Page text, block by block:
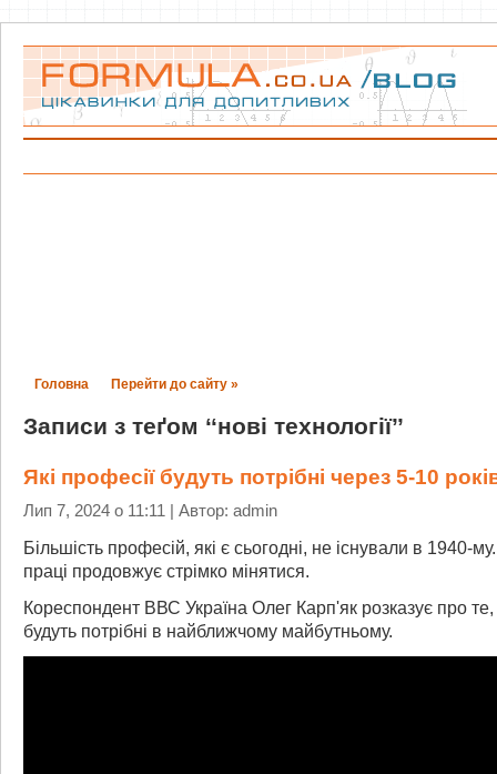
Головна Перейти до сайту »
Записи з теґом ‘‘нові технології’’
Які професії будуть потрібні через 5-10
Лип 7, 2024 о 11:11 | Автор: admin
Більшість професій, які є сьогодні, не існували в 1940-
праці продовжує стрімко мінятися.
Кореспондент ВВС Україна Олег Карп'як розказує про те,
будуть потрібні в найближчому майбутньому.